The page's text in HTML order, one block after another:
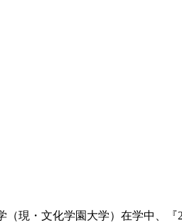
現・文化学園大学）在学中、